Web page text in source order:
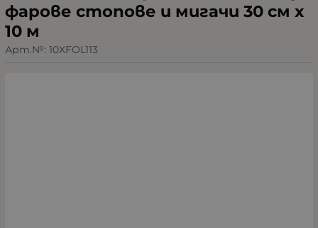
фарове стопове и мигачи 30 см х
10 м
Арт.№: 10XFOL113